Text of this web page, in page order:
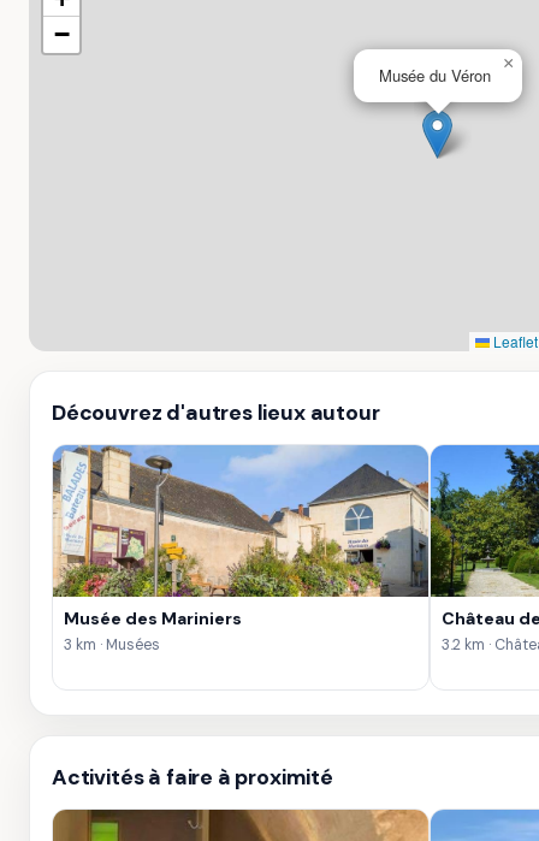
Musée du Véron
×
−
Leaflet
Découvrez d'autres lieux autour
Musée des Mariniers
3 km · Musées
Château
3.2 km ·
Activités à faire à proximité